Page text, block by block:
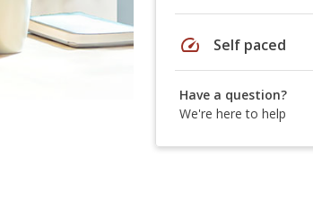
speed Self paced
Have a question?
We're here to help